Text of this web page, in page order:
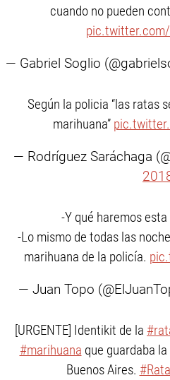
cuando no pueden
— Gabriel Soglio
Según la policia “las ratas
marihuana”
— Rodríguez Saráchaga
-Y qué haremos
-Lo mismo de todas las
marihuana de la policía.
— Juan Topo
[URGENTE] Identikit de la
#marihuana que guardaba
Buenos Aires.